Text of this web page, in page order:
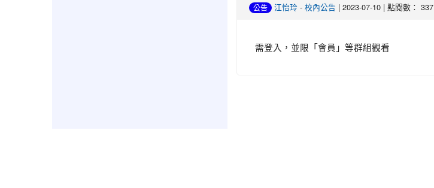
公告 江怡玲- 校內公告 | 2023-07-10 | 點閱數： 337
需登入，並限「會員」等群組觀看